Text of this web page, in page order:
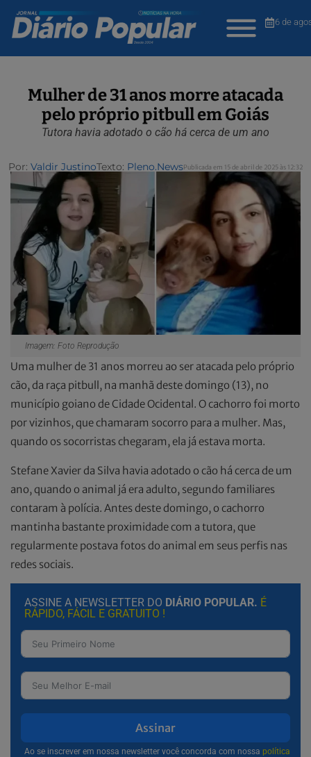
6 de
Mulher de 31 anos morre atacada
pelo próprio pitbull em Goiás
Tutora havia adotado o cão há cerca de um ano
Por: Valdir JustinoTexto: Pleno.NewsPublicada em 15 de abril de 2025 às 12:32
Imagem: Foto Reprodução
Uma mulher de 31 anos morreu ao ser atacada pelo próprio
cão, da raça pitbull, na manhã deste domingo (13), no
município goiano de Cidade Ocidental. O cachorro foi morto
por vizinhos, que chamaram socorro para a mulher. Mas,
quando os socorristas chegaram, ela já estava morta.
Stefane Xavier da Silva havia adotado o cão há cerca de um
ano, quando o animal já era adulto, segundo familiares
contaram à polícia. Antes deste domingo, o cachorro
mantinha bastante proximidade com a tutora, que
regularmente postava fotos do animal em seus perfis nas
redes sociais.
ASSINE A NEWSLETTER DO DIÁRIO POPULAR. É
RÁPIDO, FÁCIL E GRATUITO !
Assinar
Ao se inscrever em nossa newsletter você concorda com nossa política